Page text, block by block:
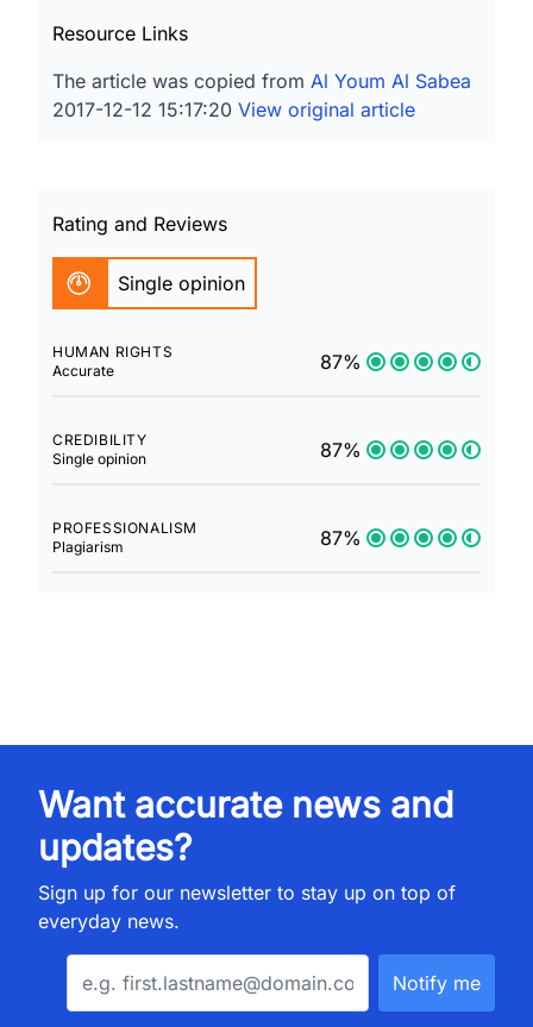
Resource Links
The article was copied from Al Youm Al Sabea
2017-12-12 15:17:20 View original article
Rating and Reviews
Single opinion
HUMAN RIGHTS
Accurate
87%
CREDIBILITY
Single opinion
87%
PROFESSIONALISM
Plagiarism
87%
Want accurate news and
updates?
Sign up for our newsletter to stay up on top of
everyday news.